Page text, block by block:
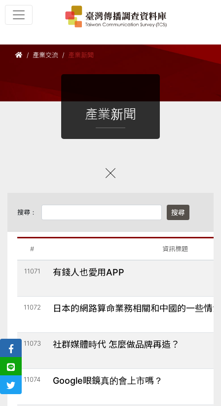
產業交流 產業新聞
產業新聞
搜尋： 搜尋
# 資訊標題
11071 有錢人也愛用APP
11072 日本的網路算命業務相關和中國的一些情況
11073 社群媒體時代 怎麼做品牌再造？
11074 Google眼鏡真的會上市嗎？